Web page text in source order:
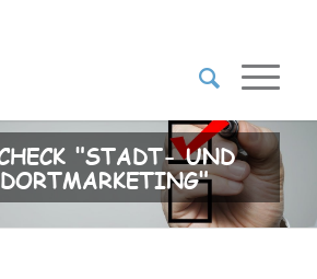
"STADT- UND